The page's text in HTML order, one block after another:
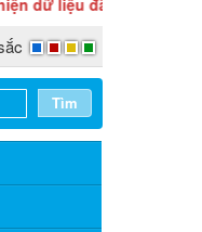
đai hôm nay – Vì
Tìm